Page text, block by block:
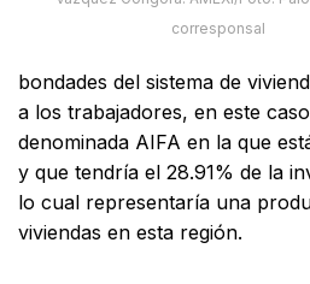
corresponsal
bondades del sistema de
a los trabajadores, en este
denominada AIFA en la que
y que tendría el 28.91% de la
lo cual representaría una
viviendas en esta región.